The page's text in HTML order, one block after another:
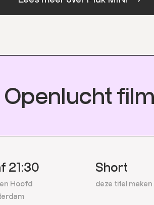
Openlucht
21:30
Hoofd
Short
deze titel